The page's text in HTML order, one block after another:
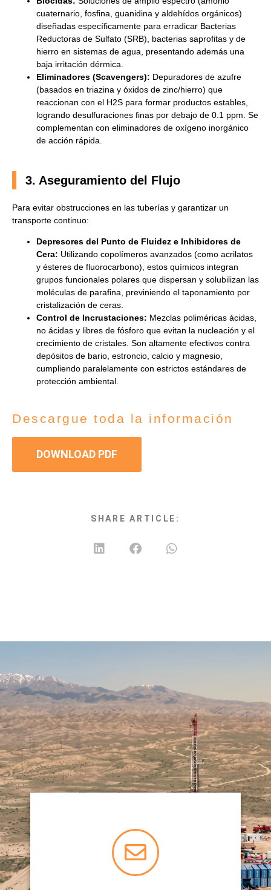
cuaternario, fosfina, guanidina y aldehídos orgánicos)
diseñadas específicamente para erradicar Bacterias
Reductoras de Sulfato (SRB), bacterias saprofitas y de
hierro en sistemas de agua, presentando además una
baja irritación dérmica.
Eliminadores (Scavengers): Depuradores de azufre
(basados en triazina y óxidos de zinc/hierro) que
reaccionan con el H2S para formar productos estables,
logrando desulfuraciones finas por debajo de 0.1 ppm. Se
complementan con eliminadores de oxígeno inorgánico
de acción rápida.
3. Aseguramiento del Flujo
Para evitar obstrucciones en las tuberías y garantizar un
transporte continuo:
Depresores del Punto de Fluidez e Inhibidores de
Cera: Utilizando copolímeros avanzados (como acrilatos
y ésteres de fluorocarbono), estos químicos integran
grupos funcionales polares que dispersan y solubilizan las
moléculas de parafina, previniendo el taponamiento por
cristalización de ceras.
Control de Incrustaciones: Mezclas poliméricas ácidas,
no ácidas y libres de fósforo que evitan la nucleación y el
crecimiento de cristales. Son altamente efectivos contra
depósitos de bario, estroncio, calcio y magnesio,
cumpliendo paralelamente con estrictos estándares de
protección ambiental.
Descargue toda la información
DOWNLOAD PDF
SHARE ARTICLE: